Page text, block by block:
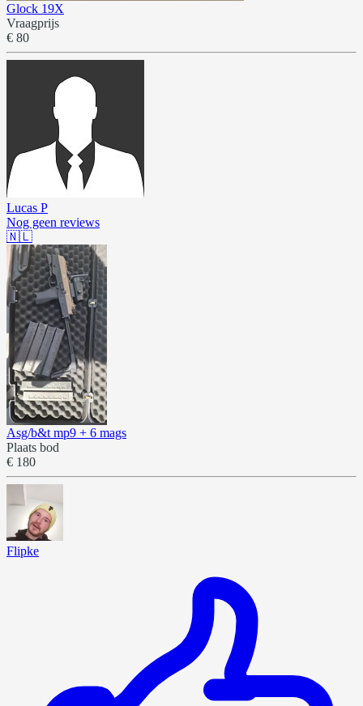
Glock 19X
Vraagprijs
€ 80
Lucas P
Nog geen reviews
🇳🇱
Asg/b&t mp9 + 6 mags
Plaats bod
€ 180
Flipke